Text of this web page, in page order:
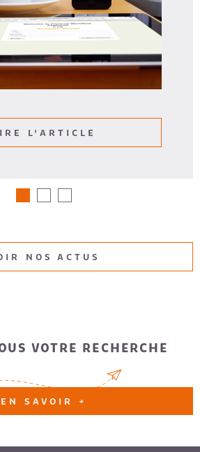
L'ARTICLE
NOS ACTUS
VOTRE RECHERCHE
EN SAVOIR +